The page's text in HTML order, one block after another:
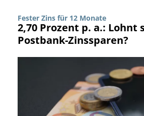
Fester Zins für 12 Monate
2,70 Prozent p. a.: Lohnt
Postbank-Zinssparen?